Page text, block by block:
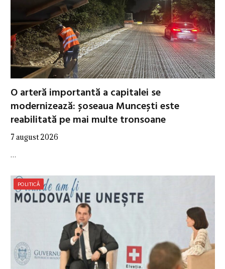
O arteră importantă a capitalei se
modernizează: șoseaua Muncești este
reabilitată pe mai multe tronsoane
7 august 2026
…
POLITICĂ